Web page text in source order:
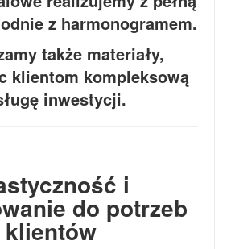
z harmonogramem.
także materiały,
klientom kompleksową
inwestycji.
i
do potrzeb
klientów